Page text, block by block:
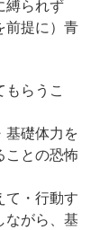
縛られず
前提に）青
もらうこ
基礎体力を
ことの恐怖
て・行動す
ながら、基